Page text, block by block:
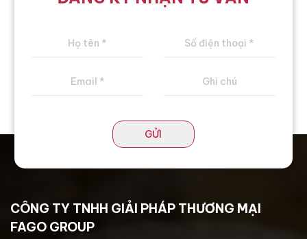
vật hoạt hình,... bằng cách sử
dao cắt, kéo và ống nhào bột
GỬI
CÔNG TY TNHH GIẢI PHÁP THƯƠNG MẠI
FAGO GROUP